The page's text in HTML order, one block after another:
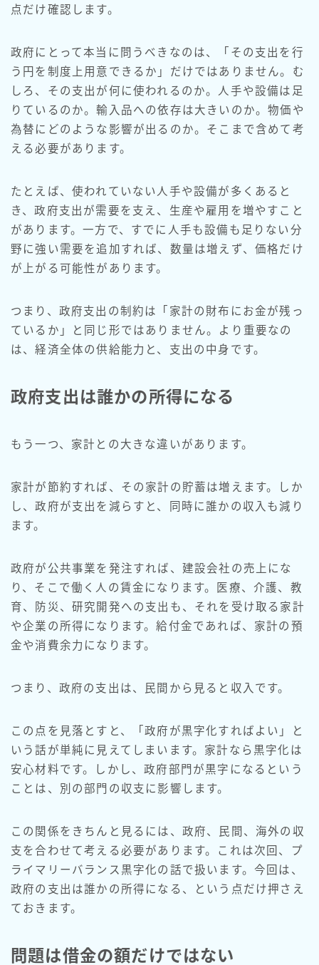
点だけ確認します。
政府にとって本当に問うべきなのは、「その支出を行
う円を制度上用意できるか」だけではありません。む
しろ、その支出が何に使われるのか。人手や設備は足
りているのか。輸入品への依存は大きいのか。物価や
為替にどのような影響が出るのか。そこまで含めて考
える必要があります。
たとえば、使われていない人手や設備が多くあると
き、政府支出が需要を支え、生産や雇用を増やすこと
があります。一方で、すでに人手も設備も足りない分
野に強い需要を追加すれば、数量は増えず、価格だけ
が上がる可能性があります。
つまり、政府支出の制約は「家計の財布にお金が残っ
ているか」と同じ形ではありません。より重要なの
は、経済全体の供給能力と、支出の中身です。
政府支出は誰かの所得になる
もう一つ、家計との大きな違いがあります。
家計が節約すれば、その家計の貯蓄は増えます。しか
し、政府が支出を減らすと、同時に誰かの収入も減り
ます。
政府が公共事業を発注すれば、建設会社の売上にな
り、そこで働く人の賃金になります。医療、介護、教
育、防災、研究開発への支出も、それを受け取る家計
や企業の所得になります。給付金であれば、家計の預
金や消費余力になります。
つまり、政府の支出は、民間から見ると収入です。
この点を見落とすと、「政府が黒字化すればよい」と
いう話が単純に見えてしまいます。家計なら黒字化は
安心材料です。しかし、政府部門が黒字になるという
ことは、別の部門の収支に影響します。
この関係をきちんと見るには、政府、民間、海外の収
支を合わせて考える必要があります。これは次回、プ
ライマリーバランス黒字化の話で扱います。今回は、
政府の支出は誰かの所得になる、という点だけ押さえ
ておきます。
問題は借金の額だけではない